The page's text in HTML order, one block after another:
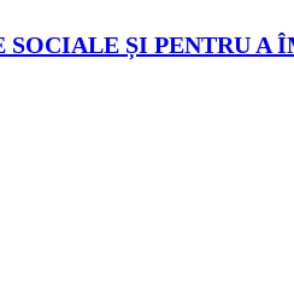
SOCIALE ȘI PENTRU